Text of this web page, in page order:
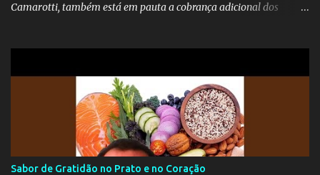
Camarotti, também está em pauta a cobrança adicional dos
a publicação, a reforma da Previdência Social também está sendo
analisada pelos governadores, que querem subir a taxa de
recolhimento. Nesse caso, seriam atingidos os inativos da União e
dos estados. Atualmente, o teto do INSS é de R$ 5.189,82
Sabor de Gratidão no Prato e no Coração